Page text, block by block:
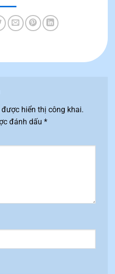
hiển thị công khai.
đánh dấu *